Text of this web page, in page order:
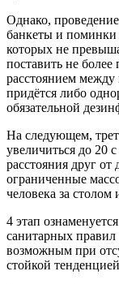
Однако,
банкеты и поминки
которых не
поставить не более
расстоянием
придётся либо
обязательной
На следующем,
увеличиться до 20
расстояния друг от
ограниченные
человека за
4 этап
санитарных правил
возможным при
стойкой